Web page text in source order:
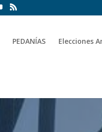
PEDANÍAS Elecciones